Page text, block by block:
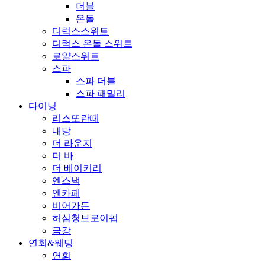
더블
온돌
디럭스스위트
디럭스 온돌 스위트
로얄스위트
스파
스파 더블
스파 패밀리
다이닝
리스또란떼
내당
더 라운지
더 바
더 베이커리
엔스낵
엔카페
비어가든
허심청브로이펍
금강
연회&웨딩
연회